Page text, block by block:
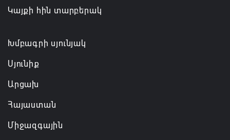
ՀԲԸՄ-ն կոչ է անում կասեցնել Կաթողիկոսի եւ վեց
07.08.2026 11:50
Կայքի հին տարբերակ
Խմբագրի սյունյակ
Սյունիք
Արցախ
Հայաստան
Միջազգային